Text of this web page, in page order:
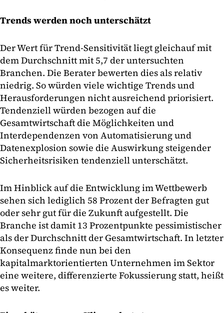
Trends werden noch unterschätzt
Der Wert für Trend-Sensitivität liegt gleichauf mit
dem Durchschnitt mit 5,7 der untersuchten
Branchen. Die Berater bewerten dies als relativ
niedrig. So würden viele wichtige Trends und
Herausforderungen nicht ausreichend priorisiert.
Tendenziell würden bezogen auf die
Gesamtwirtschaft die Möglichkeiten und
Interdependenzen von Automatisierung und
Datenexplosion sowie die Auswirkung steigender
Sicherheitsrisiken tendenziell unterschätzt.
Im Hinblick auf die Entwicklung im Wettbewerb
sehen sich lediglich 58 Prozent der Befragten gut
oder sehr gut für die Zukunft aufgestellt. Die
Branche ist damit 13 Prozentpunkte pessimistischer
als der Durchschnitt der Gesamtwirtschaft. In letzter
Konsequenz finde nun bei den
kapitalmarktorientierten Unternehmen im Sektor
eine weitere, differenzierte Fokussierung statt, heißt
es weiter.